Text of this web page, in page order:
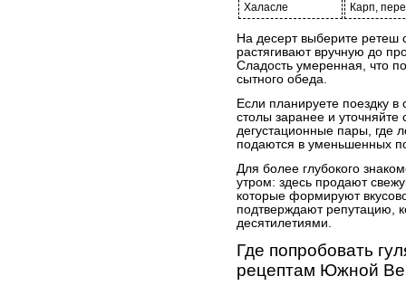
Халасле Карп,
На десерт выберите ретеш
растягивают вручную до
Сладость умеренная, что
сытного обеда.
Если планируете поездку
столы заранее и
дегустационные пары, где
подаются в уменьшенных
Для более глубокого
утром: здесь продают
которые формируют
подтверждают репутацию,
десятилетиями.
Где попробовать
рецептам Южной